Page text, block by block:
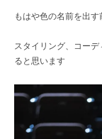
もはや色の名前を出
スタイリング、コー
ると思います